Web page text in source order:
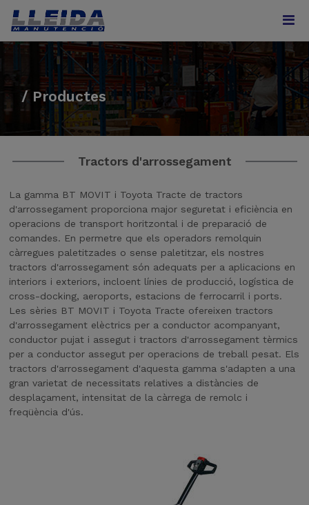
/ Productes
Tractors d'arrossegament
La gamma BT MOVIT i Toyota Tracte de tractors
d'arrossegament proporciona major seguretat i eficiència en
operacions de transport horitzontal i de preparació de
comandes. En permetre que els operadors remolquin
càrregues paletitzades o sense paletitzar, els nostres
tractors d'arrossegament són adequats per a aplicacions en
interiors i exteriors, incloent línies de producció, logística de
cross-docking, aeroports, estacions de ferrocarril i ports.
Les sèries BT MOVIT i Toyota Tracte ofereixen tractors
d'arrossegament elèctrics per a conductor acompanyant,
conductor pujat i assegut i tractors d'arrossegament tèrmics
per a conductor assegut per operacions de treball pesat. Els
tractors d'arrossegament d'aquesta gamma s'adapten a una
gran varietat de necessitats relatives a distàncies de
desplaçament, intensitat de la càrrega de remolc i
freqüència d'ús.